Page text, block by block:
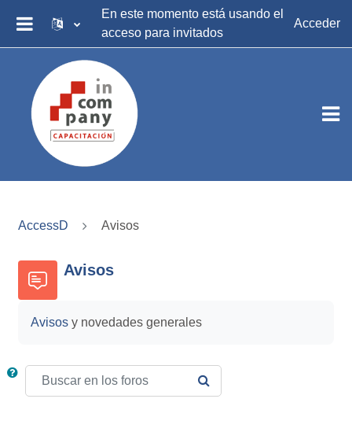
Salta al contenido principal
PANEL LATERAL
En este momento está usando el
acceso para invitados
Acceder
AccessD Avisos
Avisos
Avisos y novedades generales
Buscar en los foros
BUSCAR EN LOS FOROS